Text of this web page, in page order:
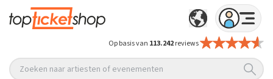
Op basis van 113.242reviews
Zoeken naar artiesten of evenementen